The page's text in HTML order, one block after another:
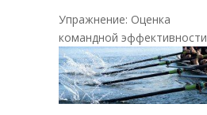
Упражнение: Оценка
командной эффективности